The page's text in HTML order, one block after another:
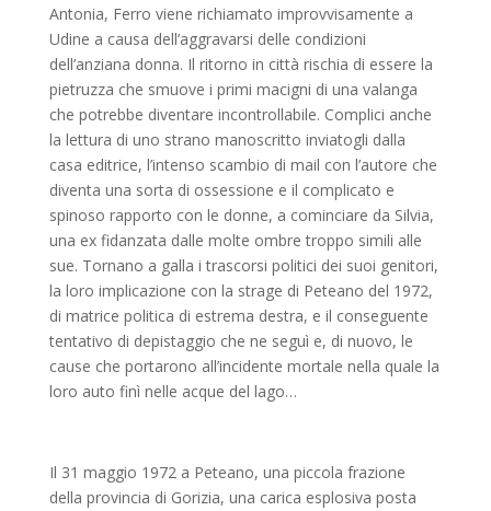
Antonia, Ferro viene richiamato improvvisamente a
Udine a causa dell’aggravarsi delle condizioni
dell’anziana donna. Il ritorno in città rischia di essere la
pietruzza che smuove i primi macigni di una valanga
che potrebbe diventare incontrollabile. Complici anche
la lettura di uno strano manoscritto inviatogli dalla
casa editrice, l’intenso scambio di mail con l’autore che
diventa una sorta di ossessione e il complicato e
spinoso rapporto con le donne, a cominciare da Silvia,
una ex fidanzata dalle molte ombre troppo simili alle
sue. Tornano a galla i trascorsi politici dei suoi genitori,
la loro implicazione con la strage di Peteano del 1972,
di matrice politica di estrema destra, e il conseguente
tentativo di depistaggio che ne seguì e, di nuovo, le
cause che portarono all’incidente mortale nella quale la
loro auto finì nelle acque del lago…
Il 31 maggio 1972 a Peteano, una piccola frazione
della provincia di Gorizia, una carica esplosiva posta